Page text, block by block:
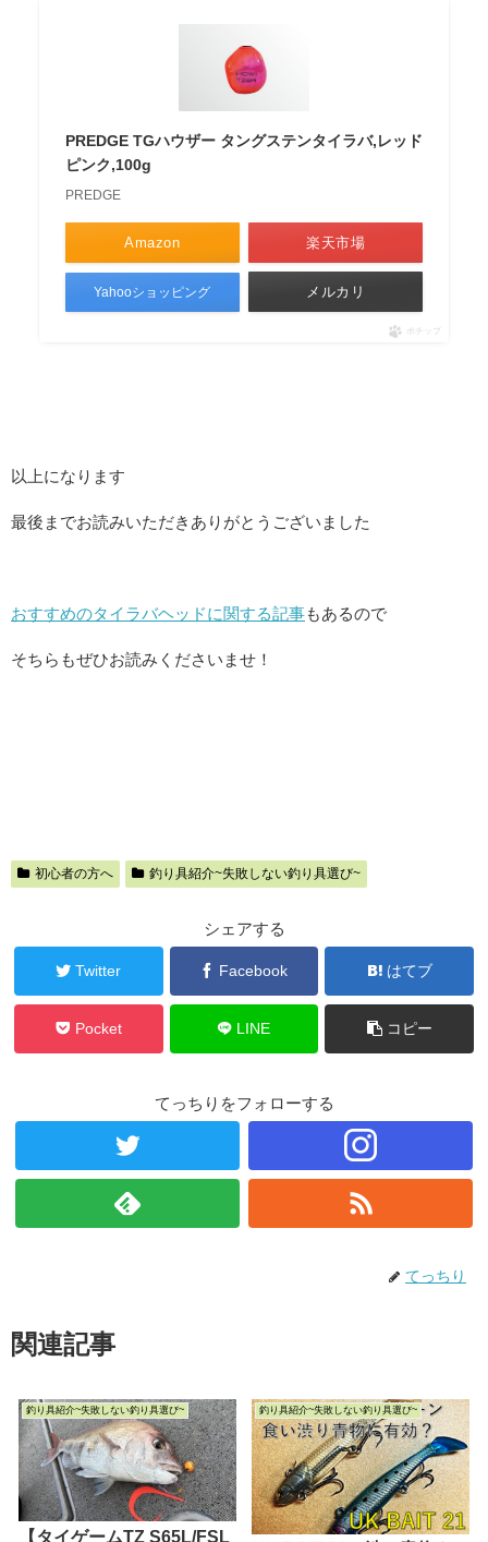
PREDGE TGハウザー タングステンタイラバ,レッド
ピンク,100g
PREDGE
Amazon 楽天市場
Yahooショッピング メルカリ
ポチップ
以上になります
最後までお読みいただきありがとうございました
おすすめのタイラバヘッドに関する記事もあるので
そちらもぜひお読みくださいませ！
初心者の方へ 釣り具紹介~失敗しない釣り具選び~
シェアする
Twitter Facebook はてブ
Pocket LINE コピー
てっちりをフォローする
てっちり
関連記事
釣り具紹介~失敗しない釣り具選び~
【タイゲームTZ S65L/FSL
釣り具紹介~失敗しない釣り具選び~